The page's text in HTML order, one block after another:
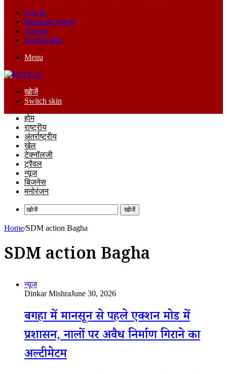
Log In
Random Article
Sidebar
Switch skin
Menu
खोजें
Switch skin
होम
राष्ट्रीय
अंतर्राष्ट्रीय
खेल
टेक्नॉलजी
ट्रैवल
न्यूज
बिजनेस
मनोरंजन
खोजें
Home/SDM action Bagha
SDM action Bagha
न्यूज
Dinkar MishraJune 30, 2026
बगहा में मानसून से पहले एक्शन मोड में
प्रशासन, नालों पर अवैध निर्माण गिराने का
अल्टीमेटम